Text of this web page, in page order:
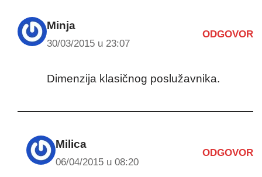
Minja
30/03/2015 u 23:07
ODGOVOR
Dimenzija klasičnog poslužavnika.
Milica
06/04/2015 u 08:20
ODGOVOR